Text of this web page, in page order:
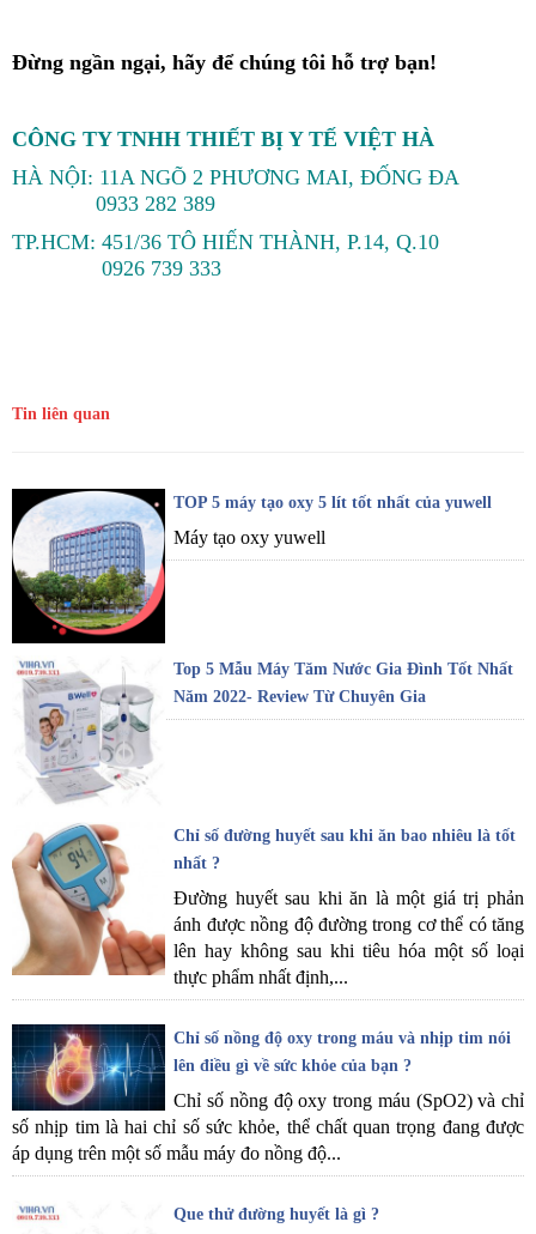
Đừng ngần ngại, hãy để chúng tôi hỗ trợ bạn!
CÔNG TY TNHH THIẾT BỊ Y TẾ VIỆT HÀ
HÀ NỘI: 11A NGÕ 2 PHƯƠNG MAI, ĐỐNG ĐA
0933 282 389
TP.HCM: 451/36 TÔ HIẾN THÀNH, P.14, Q.10
0926 739 333
Tin liên quan
TOP 5 máy tạo oxy 5 lít tốt nhất của yuwell
Máy tạo oxy yuwell
Top 5 Mẫu Máy Tăm Nước Gia Đình Tốt Nhất
Năm 2022- Review Từ Chuyên Gia
Chỉ số đường huyết sau khi ăn bao nhiêu là tốt
nhất ?
Đường huyết sau khi ăn là một giá trị phản
ánh được nồng độ đường trong cơ thể có tăng
lên hay không sau khi tiêu hóa một số loại
thực phẩm nhất định,...
Chỉ số nồng độ oxy trong máu và nhịp tim nói
lên điều gì về sức khỏe của bạn ?
Chỉ số nồng độ oxy trong máu (SpO2) và chỉ
số nhịp tim là hai chỉ số sức khỏe, thể chất quan trọng đang được
áp dụng trên một số mẫu máy đo nồng độ...
Que thử đường huyết là gì ?